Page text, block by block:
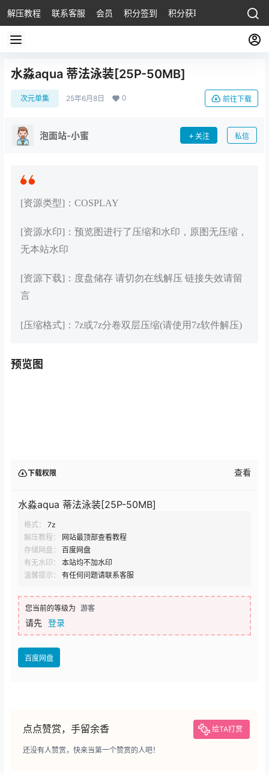
解压教程 联系客服 会员 积分签到 积分获取
水淼aqua 蒂法泳装[25P-50MB]
次元单集 25年6月8日 0 前往下载
泡面站-小蜜 关注 私信
[资源类型]：COSPLAY
[资源水印]：预览图进行了压缩和水印，原图无压缩，
无本站水印
[资源下载]：度盘储存 请切勿在线解压 链接失效请留
言
[压缩格式]：7z或7z分卷双层压缩(请使用7z软件解压)
预览图
下载权限 查看
水淼aqua 蒂法泳装[25P-50MB]
格式：
7z
解压教程：
网站最顶部查看教程
存储网盘：
百度网盘
有无水印：
本站均不加水印
温馨提示：
有任何问题请联系客服
您当前的等级为 游客
请先 登录
百度网盘
点点赞赏，手留余香 给TA打赏
还没有人赞赏，快来当第一个赞赏的人吧！